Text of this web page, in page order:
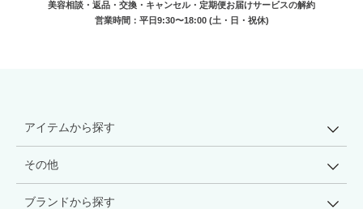
美容相談・返品・交換・キャンセル・ 定期便お届けサービスの解約
営業時間：平日9:30〜18:00 (土・日・祝休)
アイテムから探す
その他
ブランドから探す